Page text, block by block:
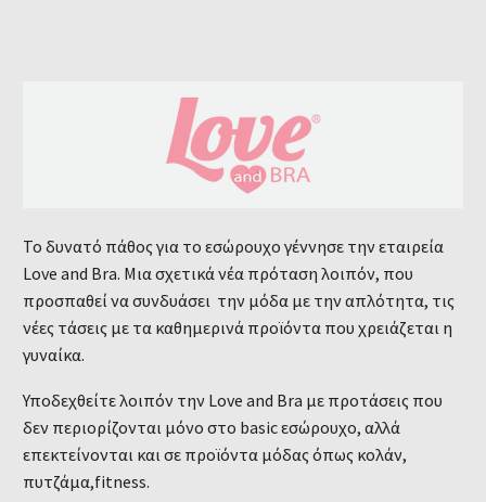
Το δυνατό πάθος για το εσώρουχο γέννησε την εταιρεία
Love and Bra. Μια σχετικά νέα πρόταση λοιπόν, που
προσπαθεί να συνδυάσει την μόδα με την απλότητα, τις
νέες τάσεις με τα καθημερινά προϊόντα που χρειάζεται η
γυναίκα.
Υποδεχθείτε λοιπόν την Love and Bra με προτάσεις που
δεν περιορίζονται μόνο στο basic εσώρουχο, αλλά
επεκτείνονται και σε προϊόντα μόδας όπως κολάν,
πυτζάμα,fitness.